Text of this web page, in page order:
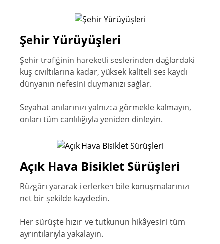
Şehir Yürüyüşleri
Şehir trafiğinin hareketli seslerinden dağlardaki
kuş cıvıltılarına kadar, yüksek kaliteli ses kaydı
dünyanın nefesini duymanızı sağlar.
Seyahat anılarınızı yalnızca görmekle kalmayın,
onları tüm canlılığıyla yeniden dinleyin.
Açık Hava Bisiklet Sürüşleri
Rüzgârı yararak ilerlerken bile konuşmalarınızı
net bir şekilde kaydedin.
Her sürüşte hızın ve tutkunun hikâyesini tüm
ayrıntılarıyla yakalayın.